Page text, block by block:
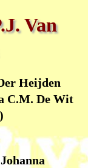
Van
Heijden
C.M. De Wit